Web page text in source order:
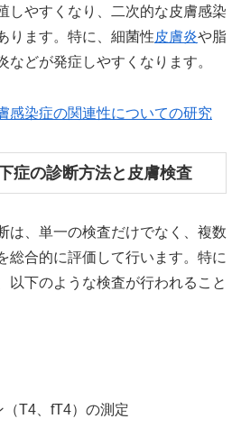
しやすくなり、二次的な皮膚感染
ります。特に、細菌性皮膚炎や脂
などが発症しやすくなります。
感染症の関連性についての研究
症の診断方法と皮膚検査
は、単一の検査だけでなく、複数
総合的に評価して行います。特に
以下のような検査が行われること
（T4、fT4）の測定